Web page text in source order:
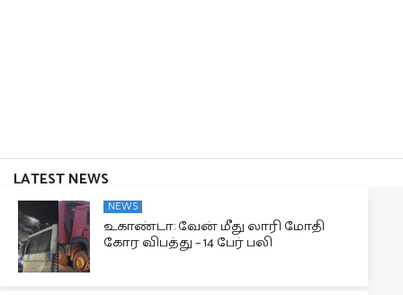
LATEST NEWS
NEWS
உகாண்டா: வேன் மீது லாரி மோதி
கோர விபத்து – 14 பேர் பலி